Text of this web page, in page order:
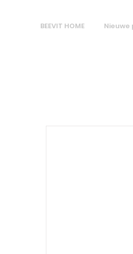
BEEVIT HOME Nieuwe